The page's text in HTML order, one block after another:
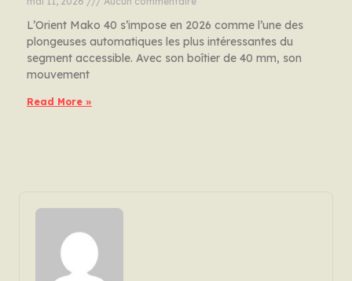
L’Orient Mako 40 s’impose en 2026 comme l’une des
plongeuses automatiques les plus intéressantes du
segment accessible. Avec son boîtier de 40 mm, son
mouvement
Read More »